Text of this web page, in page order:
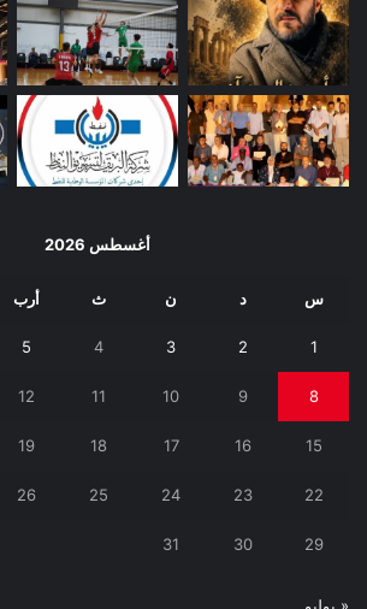
أغسطس 2026
س د ن ث أرب
1
2
3
4
5
8
9
10
11
12
15
16
17
18
19
22
23
24
25
26
29
30
31
« يوليو